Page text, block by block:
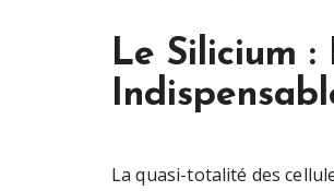
Le Silicium
La quasi-totalité des